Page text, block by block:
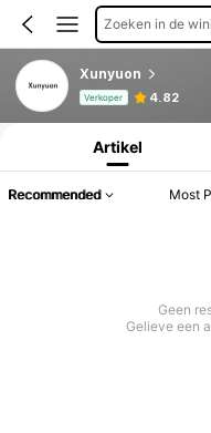
Zoeken in de
Xunyuon
Verkoper 4.82
Productinformatie:
Artikel
Recommended Most
Geen
Gelieve een